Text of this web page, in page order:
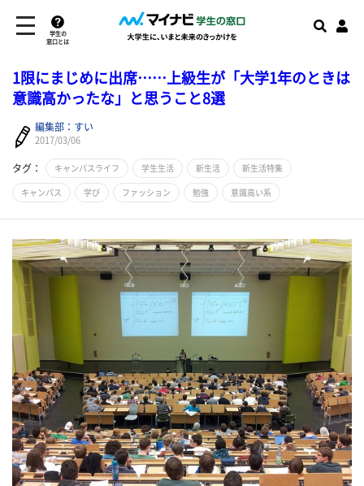
学生の
窓口とは
1限にまじめに出席……上級生が「大学1年のときは
意識高かったな」と思うこと8選
編集部：すい
2017/03/06
タグ： キャンパスライフ 学生生活 新生活 新生活特集
キャンパス 学び ファッション 勉強 意識高い系